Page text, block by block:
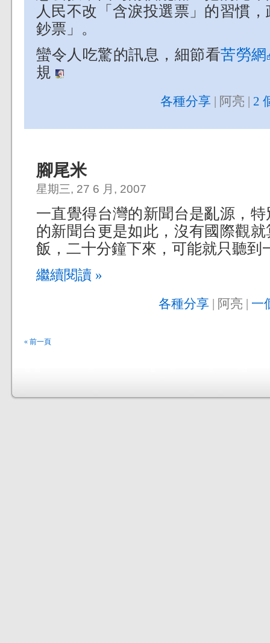
人民不改「含淚投選票」的習慣
鈔票」。
蠻令人吃驚的訊息，細節看苦勞網
規
各種分享 | 阿亮 | 2
腳尾米
星期三, 27 6 月, 2007
一直覺得台灣的新聞台是亂源，
的新聞台更是如此，沒有國際觀
飯，二十分鐘下來，可能就只聽到
繼續閱讀 »
各種分享 | 阿亮 | 一
« 前一頁